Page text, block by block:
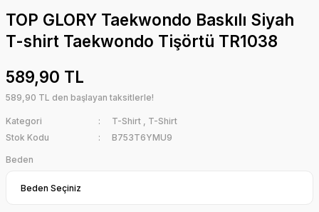
TOP GLORY Taekwondo Baskılı Siyah
T-shirt Taekwondo Tişörtü TR1038
589,90 TL
589,90 TL den başlayan taksitlerle!
Kategori T-Shirt , T-Shirt
Stok Kodu
B753T6YMU9
Beden